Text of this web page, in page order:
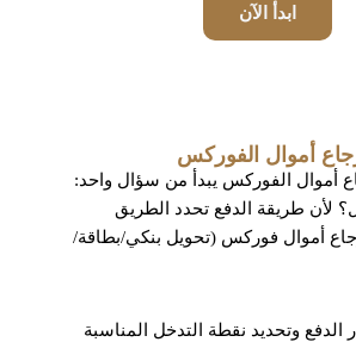
ابدأ الآن
أموال الفوركس
أموال الفوركس يبدأ من سؤال واحد:
لأن طريقة الدفع تحدد الطريق
أموال فوركس (تحويل بنكي/بطاقة/
الدفع وتحديد نقطة التدخل المناسبة